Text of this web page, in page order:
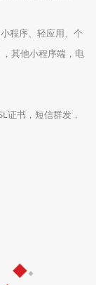
程序、轻应用、个
其他小程序端，电
证书，短信群发，